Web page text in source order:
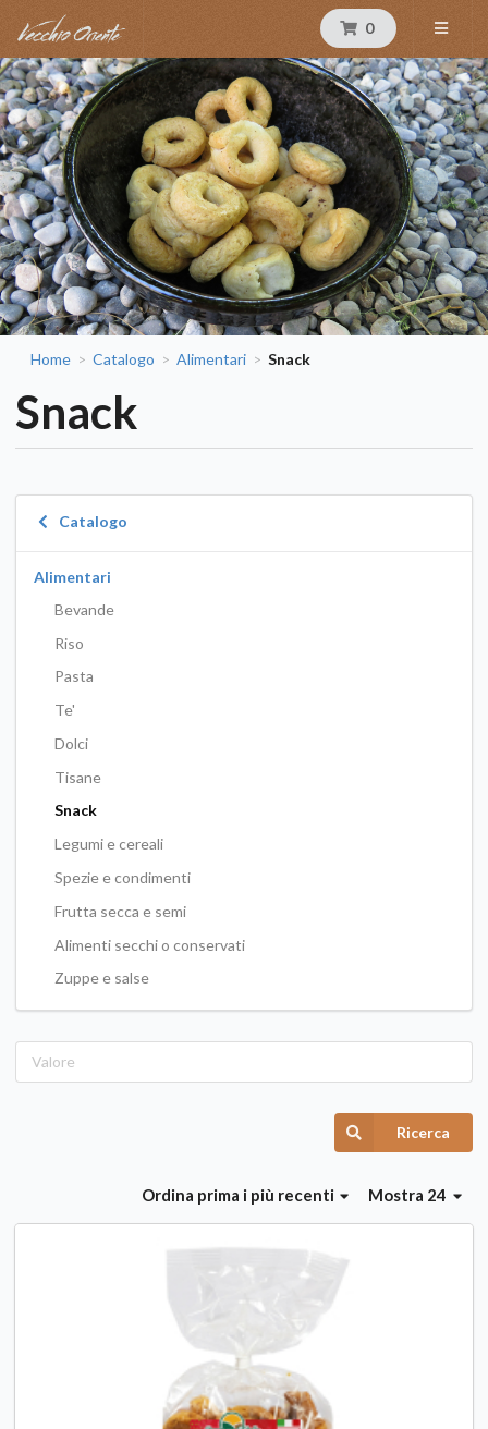
0
Home > Catalogo > Alimentari > Snack
Snack
Catalogo
Alimentari
Bevande
Riso
Pasta
Te'
Dolci
Tisane
Snack
Legumi e cereali
Spezie e condimenti
Frutta secca e semi
Alimenti secchi o conservati
Zuppe e salse
Ricerca
Mostra 24
Ordina prima i più recenti